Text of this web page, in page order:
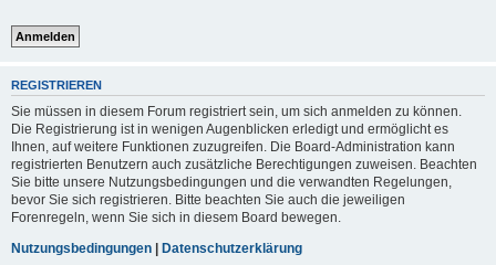
REGISTRIEREN
Sie müssen in diesem Forum registriert sein, um sich anmelden zu können.
Die Registrierung ist in wenigen Augenblicken erledigt und ermöglicht es
Ihnen, auf weitere Funktionen zuzugreifen. Die Board-Administration kann
registrierten Benutzern auch zusätzliche Berechtigungen zuweisen. Beachten
Sie bitte unsere Nutzungsbedingungen und die verwandten Regelungen,
bevor Sie sich registrieren. Bitte beachten Sie auch die jeweiligen
Forenregeln, wenn Sie sich in diesem Board bewegen.
Nutzungsbedingungen | Datenschutzerklärung